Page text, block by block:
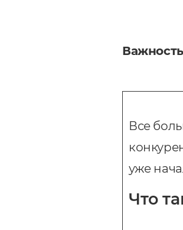
Все
уже
Что